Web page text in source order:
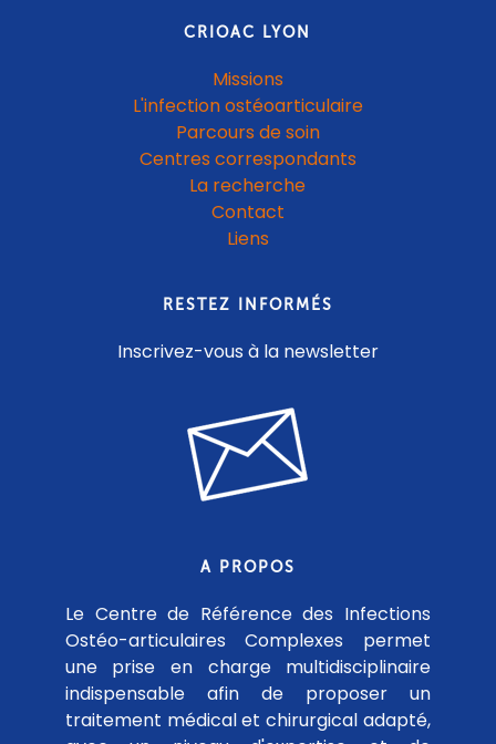
CRIOAC LYON
Missions
L'infection ostéoarticulaire
Parcours de soin
Centres correspondants
La recherche
Contact
Liens
RESTEZ INFORMÉS
Inscrivez-vous à la newsletter
A PROPOS
Le Centre de Référence des Infections
Ostéo-articulaires Complexes permet
une prise en charge multidisciplinaire
indispensable afin de proposer un
traitement médical et chirurgical adapté,